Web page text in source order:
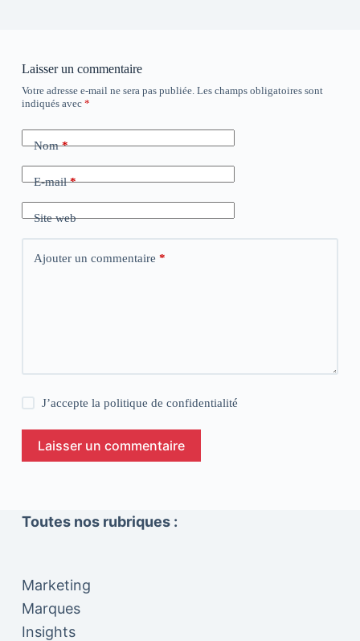
Laisser un commentaire
Votre adresse e-mail ne sera pas publiée. Les champs obligatoires sont
indiqués avec *
Nom*
E-mail*
Site web
Ajouter un commentaire *
J’accepte lapolitique de confidentialité
Laisser un commentaire
Toutes nos rubriques :
Marketing
Marques
Insights